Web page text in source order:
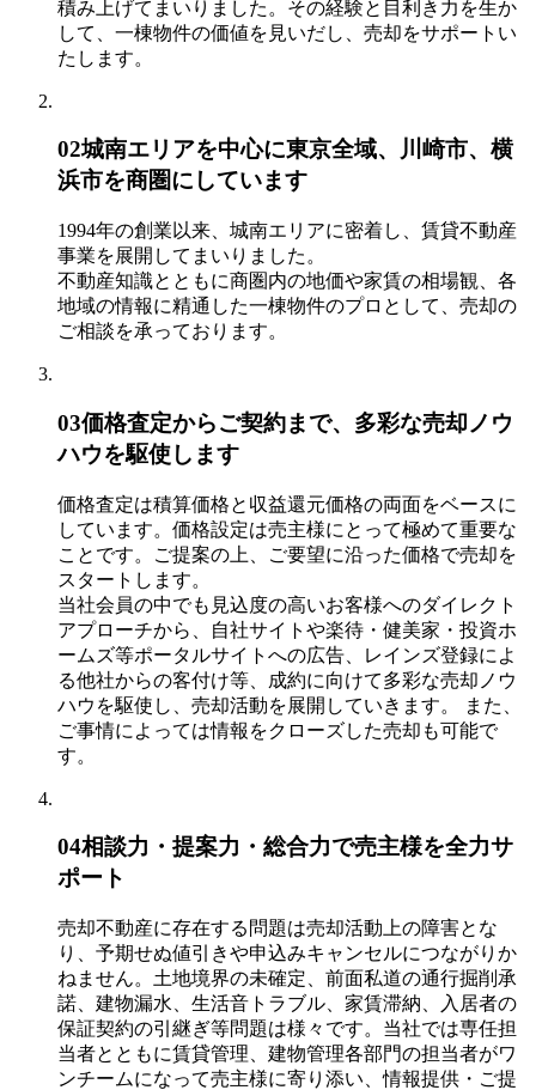
積み上げてまいりました。その経験と目利き力を生か
して、一棟物件の価値を見いだし、売却をサポートい
たします。
02城南エリアを中心に東京全域、川崎市、横
浜市を商圏にしています
1994年の創業以来、城南エリアに密着し、賃貸不動産
事業を展開してまいりました。
不動産知識とともに商圏内の地価や家賃の相場観、各
地域の情報に精通した一棟物件のプロとして、売却の
ご相談を承っております。
03価格査定からご契約まで、多彩な売却ノウ
ハウを駆使します
価格査定は積算価格と収益還元価格の両面をベースに
しています。価格設定は売主様にとって極めて重要な
ことです。ご提案の上、ご要望に沿った価格で売却を
スタートします。
当社会員の中でも見込度の高いお客様へのダイレクト
アプローチから、自社サイトや楽待・健美家・投資ホ
ームズ等ポータルサイトへの広告、レインズ登録によ
る他社からの客付け等、成約に向けて多彩な売却ノウ
ハウを駆使し、売却活動を展開していきます。 また、
ご事情によっては情報をクローズした売却も可能で
す。
04相談力・提案力・総合力で売主様を全力サ
ポート
売却不動産に存在する問題は売却活動上の障害とな
り、予期せぬ値引きや申込みキャンセルにつながりか
ねません。土地境界の未確定、前面私道の通行掘削承
諾、建物漏水、生活音トラブル、家賃滞納、入居者の
保証契約の引継ぎ等問題は様々です。当社では専任担
当者とともに賃貸管理、建物管理各部門の担当者がワ
ンチームになって売主様に寄り添い、情報提供・ご提